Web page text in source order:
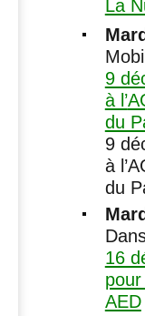
La
9
à l’
du
9
à l’
du
16
AED